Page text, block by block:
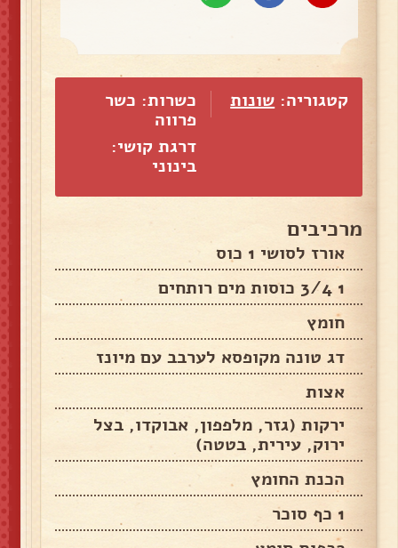
קטגוריה: שונות
כשרות: כשר
פרווה
דרגת קושי:
בינוני
מרכיבים
אורז לסושי 1 כוס
1 3/4 כוסות מים רותחים
חומץ
דג טונה מקופסא לערבב עם מיונז
אצות
ירקות (גזר, מלפפון, אבוקדו, בצל
ירוק, עירית, בטטה)
הכנת החומץ
1 כף סוכר